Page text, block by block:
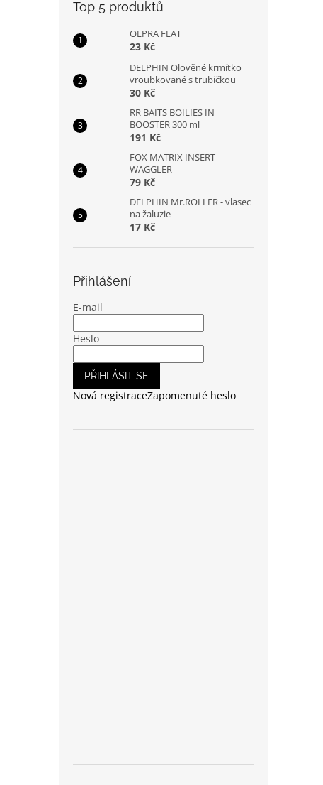
Top 5 produktů
OLPRA FLAT
23 Kč
DELPHIN Olověné krmítko
vroubkované s trubičkou
30 Kč
RR BAITS BOILIES IN
BOOSTER 300 ml
191 Kč
FOX MATRIX INSERT
WAGGLER
79 Kč
DELPHIN Mr.ROLLER - vlasec
na žaluzie
17 Kč
Přihlášení
E-mail
Heslo
PŘIHLÁSIT SE
Nová registraceZapomenuté heslo